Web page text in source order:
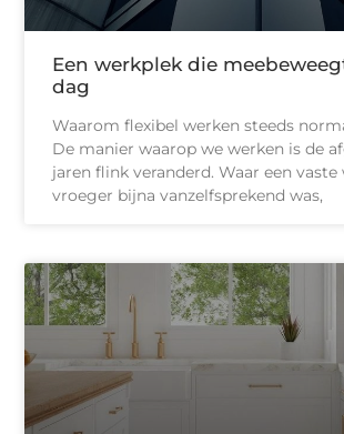
Een werkplek die
dag
Waarom flexibel werken steeds
De manier waarop we werken is de
jaren flink veranderd. Waar een vaste
vroeger bijna vanzelfsprekend was,